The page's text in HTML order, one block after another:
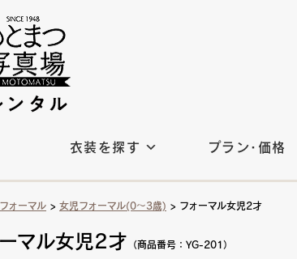
衣装を探す プラン・価格
ォーマル > 女児フォーマル(0〜3歳) > フォーマル女児2才
マル女児2才 （商品番号：YG-201）